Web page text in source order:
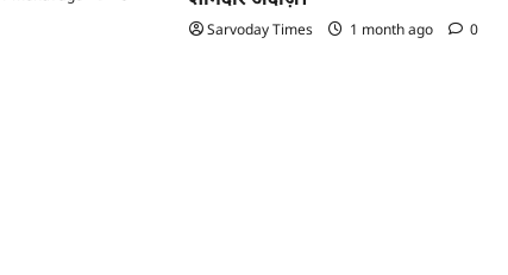
Sarvoday Times 1 month ago 0